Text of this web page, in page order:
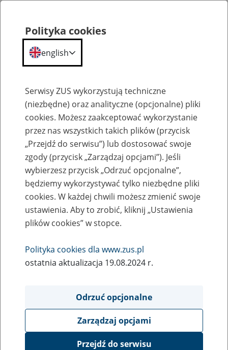
Szkolenia
Zaproś ZUS do siebie: eZUS, wizyty
rezerwowane, e-wizyty, Aktywni 50+
Rodzaj wydarzenia
Szkolenia
Płatnicy, ubezpieczeni, świadczeniobiorcy
Event description
Polityka cookies
english
Serwisy ZUS wykorzystują techniczne
(niezbędne) oraz analityczne (opcjonalne) pliki
cookies. Możesz zaakceptować wykorzystanie
przez nas wszystkich takich plików (przycisk
„Przejdź do serwisu”) lub dostosować swoje
zgody (przycisk „Zarządzaj opcjami”). Jeśli
wybierzesz przycisk „Odrzuć opcjonalne”,
będziemy wykorzystywać tylko niezbędne pliki
cookies. W każdej chwili możesz zmienić swoje
ustawienia. Aby to zrobić, kliknij „Ustawienia
plików cookies” w stopce.
Polityka cookies dla www.zus.pl
ostatnia aktualizacja 19.08.2024 r.
Odrzuć opcjonalne
Zarządzaj opcjami
Przejdź do serwisu